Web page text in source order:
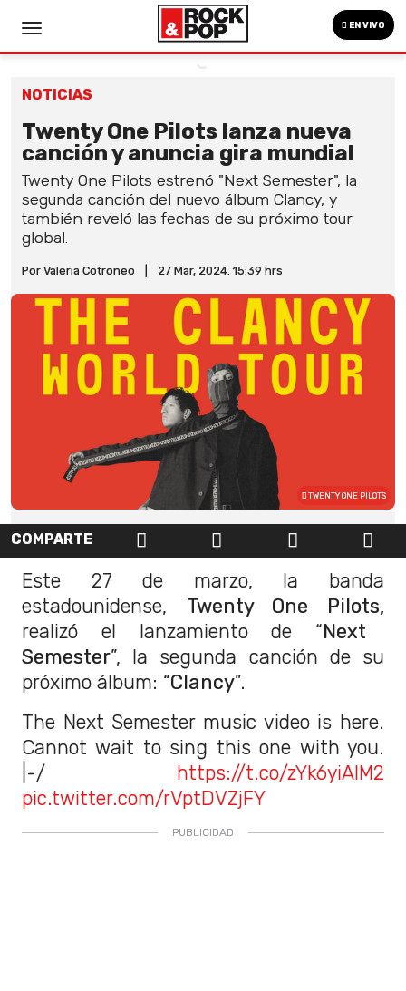
EN VIVO
NOTICIAS
Twenty One Pilots lanza nueva
canción y anuncia gira mundial
Twenty One Pilots estrenó "Next Semester", la
segunda canción del nuevo álbum Clancy, y
también reveló las fechas de su próximo tour
global.
Por Valeria Cotroneo 27 Mar, 2024. 15:39 hrs
TWENTY ONE PILOTS
COMPARTE
Este 27 de marzo, la banda
estadounidense, Twenty One Pilots,
realizó el lanzamiento de “Next
Semester”, la segunda canción de su
próximo álbum: “Clancy”.
The Next Semester music video is here.
Cannot wait to sing this one with you.
|-/ https://t.co/zYk6yiAIM2
pic.twitter.com/rVptDVZjFY